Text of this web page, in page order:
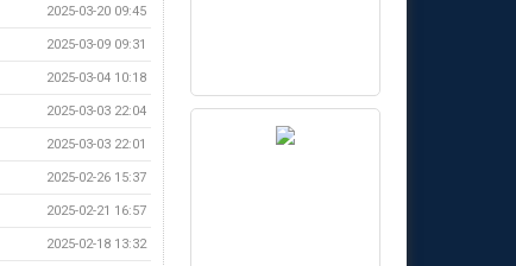
2025-03-20 09:45
2025-03-09 09:31
2025-03-04 10:18
2025-03-03 22:04
2025-03-03 22:01
2025-02-26 15:37
2025-02-21 16:57
2025-02-18 13:32